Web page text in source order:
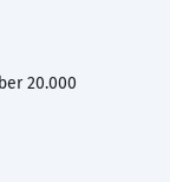
20.000